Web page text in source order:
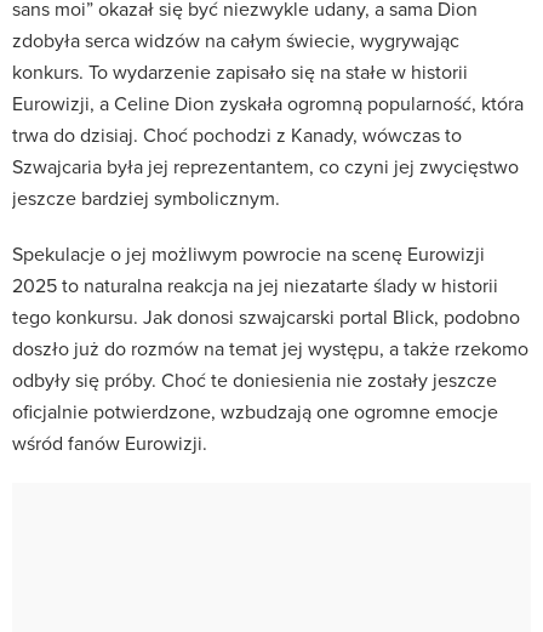
sans moi” okazał się być niezwykle udany, a sama Dion
zdobyła serca widzów na całym świecie, wygrywając
konkurs. To wydarzenie zapisało się na stałe w historii
Eurowizji, a Celine Dion zyskała ogromną popularność, która
trwa do dzisiaj. Choć pochodzi z Kanady, wówczas to
Szwajcaria była jej reprezentantem, co czyni jej zwycięstwo
jeszcze bardziej symbolicznym.
Spekulacje o jej możliwym powrocie na scenę Eurowizji
2025 to naturalna reakcja na jej niezatarte ślady w historii
tego konkursu. Jak donosi szwajcarski portal Blick, podobno
doszło już do rozmów na temat jej występu, a także rzekomo
odbyły się próby. Choć te doniesienia nie zostały jeszcze
oficjalnie potwierdzone, wzbudzają one ogromne emocje
wśród fanów Eurowizji.